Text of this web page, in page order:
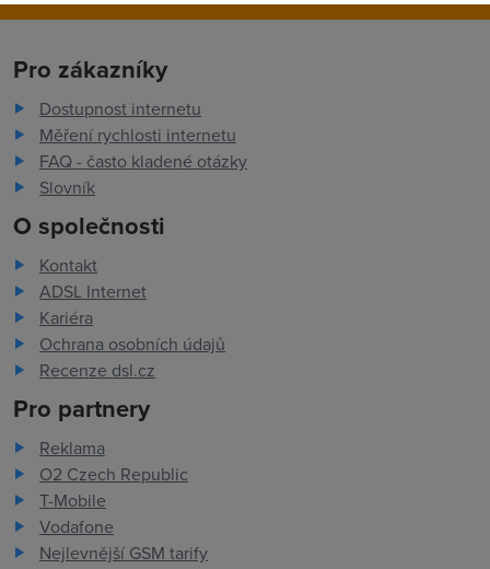
Pro zákazníky
Dostupnost internetu
Měření rychlosti internetu
FAQ - často kladené otázky
Slovník
O společnosti
Kontakt
ADSL Internet
Kariéra
Ochrana osobních údajů
Recenze dsl.cz
Pro partnery
Reklama
O2 Czech Republic
T-Mobile
Vodafone
Nejlevnější GSM tarify